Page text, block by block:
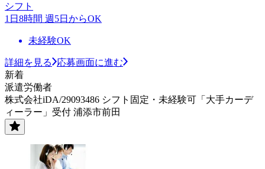
シフト
1日8時間 週5日からOK
未経験OK
詳細を見る
応募画面に進む
新着
派遣労働者
株式会社iDA/29093486 シフト固定・未経験可「大手カーデ
ィーラー」受付 浦添市前田